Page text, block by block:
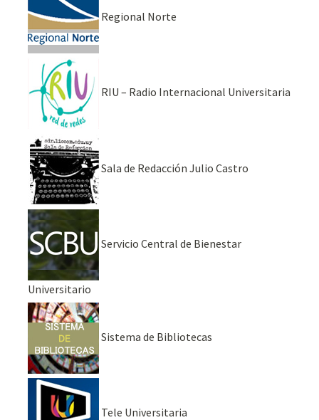
Regional Norte
RIU – Radio Internacional Universitaria
Sala de Redacción Julio Castro
Servicio Central de Bienestar
Universitario
Sistema de Bibliotecas
Tele Universitaria